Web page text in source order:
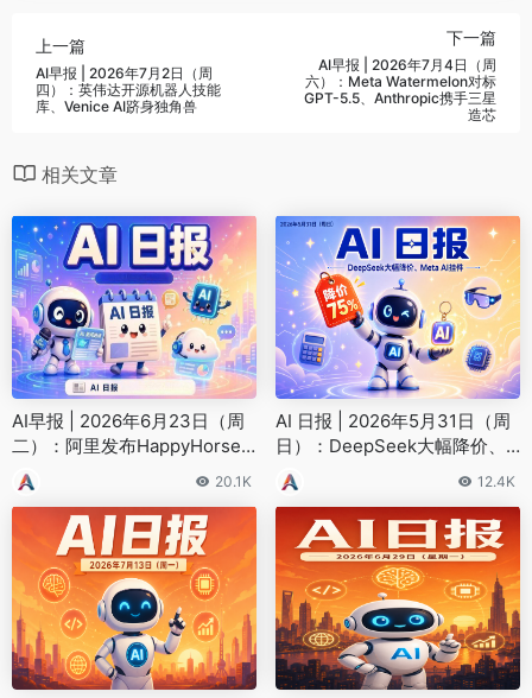
上一篇
AI早报 | 2026年7月2日（周
四）：英伟达开源机器人技能
库、Venice AI跻身独角兽
下一篇
AI早报 | 2026年7月4日（周
六）：Meta Watermelon对标
GPT-5.5、Anthropic携手三星
造芯
相关文章
AI早报 | 2026年6月23日（周
二）：阿里发布HappyHorse 1.
1、微软评估引入DeepSeek模
型
20.1K
AI 日报 | 2026年5月31日（周
日）：DeepSeek大幅降价、
Meta AI挂件
12.4K